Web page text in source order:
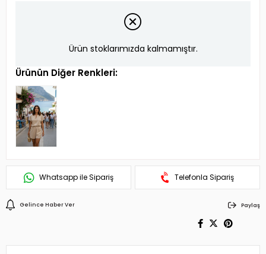
Ürün stoklarımızda kalmamıştır.
Ürünün Diğer Renkleri:
Whatsapp ile Sipariş Telefonla Sipariş
Gelince Haber Ver Paylaş